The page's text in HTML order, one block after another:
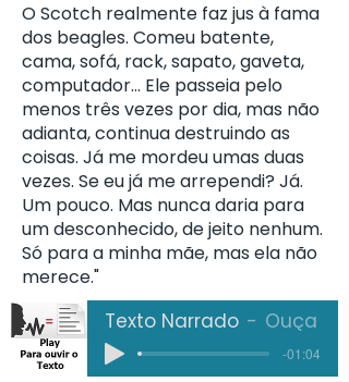
O Scotch realmente faz jus à fama
dos beagles. Comeu batente,
cama, sofá, rack, sapato, gaveta,
computador… Ele passeia pelo
menos três vezes por dia, mas não
adianta, continua destruindo as
coisas. Já me mordeu umas duas
vezes. Se eu já me arrependi? Já.
Um pouco. Mas nunca daria para
um desconhecido, de jeito nenhum.
Só para a minha mãe, mas ela não
merece."
Texto Narrado Ouça
-01:04